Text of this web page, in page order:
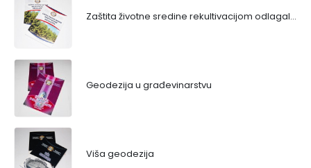
Zaštita životne sredine rekultivacijom odlagališta
Geodezija u građevinarstvu
Viša geodezija